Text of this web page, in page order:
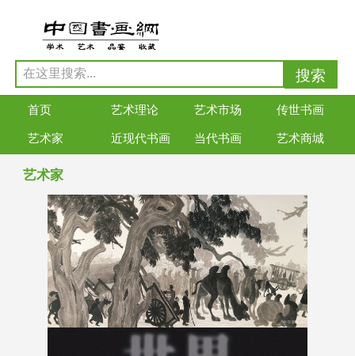
首页 艺术理论 艺术市场 传世书画
艺术家 近现代书画 当代书画 艺术商城
艺术家